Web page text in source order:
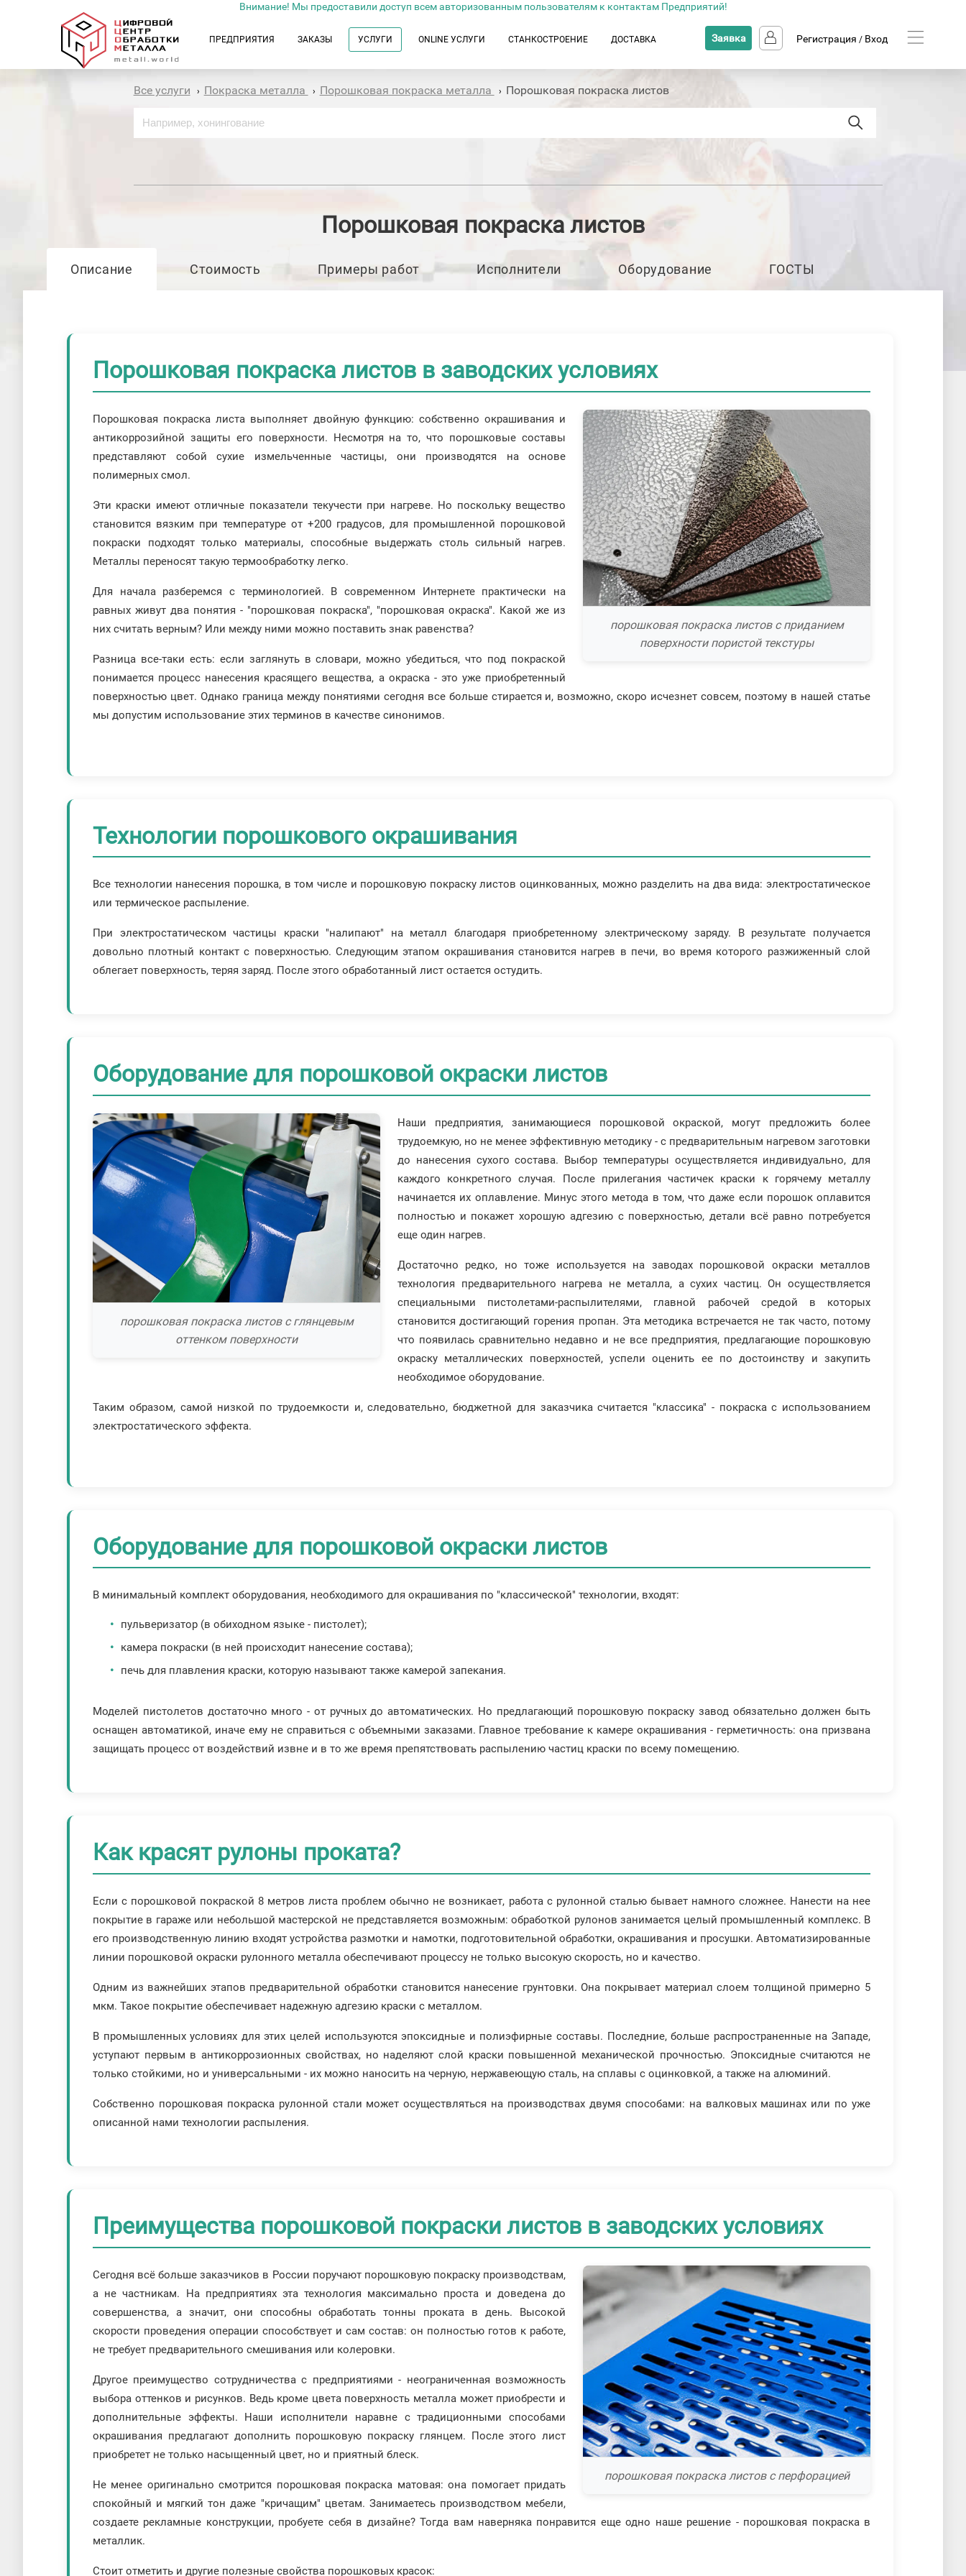
Внимание! Мы предоставили доступ всем авторизованным пользователям к контактам Предприятий!
ПРЕДПРИЯТИЯ ЗАКАЗЫ УСЛУГИ ONLINE УСЛУГИ СТАНКОСТРОЕНИЕ ДОСТАВКА Заявка Регистрация / Вход
Все услуги › Покраска металла › Порошковая покраска металла › Порошковая покраска листов
Порошковая покраска листов
Описание Стоимость Примеры работ Исполнители Оборудование ГОСТЫ
Порошковая покраска листов в заводских условиях
порошковая покраска листов с приданием
поверхности пористой текстуры
Порошковая покраска листа выполняет двойную функцию: собственно окрашивания и
антикоррозийной защиты его поверхности. Несмотря на то, что порошковые составы
представляют собой сухие измельченные частицы, они производятся на основе
полимерных смол.
Эти краски имеют отличные показатели текучести при нагреве. Но поскольку вещество
становится вязким при температуре от +200 градусов, для промышленной порошковой
покраски подходят только материалы, способные выдержать столь сильный нагрев.
Металлы переносят такую термообработку легко.
Для начала разберемся с терминологией. В современном Интернете практически на
равных живут два понятия - "порошковая покраска", "порошковая окраска". Какой же из
них считать верным? Или между ними можно поставить знак равенства?
Разница все-таки есть: если заглянуть в словари, можно убедиться, что под покраской
понимается процесс нанесения красящего вещества, а окраска - это уже приобретенный
поверхностью цвет. Однако граница между понятиями сегодня все больше стирается и, возможно, скоро исчезнет совсем, поэтому в нашей статье
мы допустим использование этих терминов в качестве синонимов.
Технологии порошкового окрашивания
Все технологии нанесения порошка, в том числе и порошковую покраску листов оцинкованных, можно разделить на два вида: электростатическое
или термическое распыление.
При электростатическом частицы краски "налипают" на металл благодаря приобретенному электрическому заряду. В результате получается
довольно плотный контакт с поверхностью. Следующим этапом окрашивания становится нагрев в печи, во время которого разжиженный слой
облегает поверхность, теряя заряд. После этого обработанный лист остается остудить.
Оборудование для порошковой окраски листов
порошковая покраска листов с глянцевым
оттенком поверхности
Наши предприятия, занимающиеся порошковой окраской, могут предложить более
трудоемкую, но не менее эффективную методику - с предварительным нагревом заготовки
до нанесения сухого состава. Выбор температуры осуществляется индивидуально, для
каждого конкретного случая. После прилегания частичек краски к горячему металлу
начинается их оплавление. Минус этого метода в том, что даже если порошок оплавится
полностью и покажет хорошую адгезию с поверхностью, детали всё равно потребуется
еще один нагрев.
Достаточно редко, но тоже используется на заводах порошковой окраски металлов
технология предварительного нагрева не металла, а сухих частиц. Он осуществляется
специальными пистолетами-распылителями, главной рабочей средой в которых
становится достигающий горения пропан. Эта методика встречается не так часто, потому
что появилась сравнительно недавно и не все предприятия, предлагающие порошковую
окраску металлических поверхностей, успели оценить ее по достоинству и закупить
необходимое оборудование.
Таким образом, самой низкой по трудоемкости и, следовательно, бюджетной для заказчика считается "классика" - покраска с использованием
электростатического эффекта.
Оборудование для порошковой окраски листов
В минимальный комплект оборудования, необходимого для окрашивания по "классической" технологии, входят:
пульверизатор (в обиходном языке - пистолет);
камера покраски (в ней происходит нанесение состава);
печь для плавления краски, которую называют также камерой запекания.
Моделей пистолетов достаточно много - от ручных до автоматических. Но предлагающий порошковую покраску завод обязательно должен быть
оснащен автоматикой, иначе ему не справиться с объемными заказами. Главное требование к камере окрашивания - герметичность: она призвана
защищать процесс от воздействий извне и в то же время препятствовать распылению частиц краски по всему помещению.
Как красят рулоны проката?
Если с порошковой покраской 8 метров листа проблем обычно не возникает, работа с рулонной сталью бывает намного сложнее. Нанести на нее
покрытие в гараже или небольшой мастерской не представляется возможным: обработкой рулонов занимается целый промышленный комплекс. В
его производственную линию входят устройства размотки и намотки, подготовительной обработки, окрашивания и просушки. Автоматизированные
линии порошковой окраски рулонного металла обеспечивают процессу не только высокую скорость, но и качество.
Одним из важнейших этапов предварительной обработки становится нанесение грунтовки. Она покрывает материал слоем толщиной примерно 5
мкм. Такое покрытие обеспечивает надежную адгезию краски с металлом.
В промышленных условиях для этих целей используются эпоксидные и полиэфирные составы. Последние, больше распространенные на Западе,
уступают первым в антикоррозионных свойствах, но наделяют слой краски повышенной механической прочностью. Эпоксидные считаются не
только стойкими, но и универсальными - их можно наносить на черную, нержавеющую сталь, на сплавы с оцинковкой, а также на алюминий.
Собственно порошковая покраска рулонной стали может осуществляться на производствах двумя способами: на валковых машинах или по уже
описанной нами технологии распыления.
Преимущества порошковой покраски листов в заводских условиях
порошковая покраска листов с перфорацией
Сегодня всё больше заказчиков в России поручают порошковую покраску производствам,
а не частникам. На предприятиях эта технология максимально проста и доведена до
совершенства, а значит, они способны обработать тонны проката в день. Высокой
скорости проведения операции способствует и сам состав: он полностью готов к работе,
не требует предварительного смешивания или колеровки.
Другое преимущество сотрудничества с предприятиями - неограниченная возможность
выбора оттенков и рисунков. Ведь кроме цвета поверхность металла может приобрести и
дополнительные эффекты. Наши исполнители наравне с традиционными способами
окрашивания предлагают дополнить порошковую покраску глянцем. После этого лист
приобретет не только насыщенный цвет, но и приятный блеск.
Не менее оригинально смотрится порошковая покраска матовая: она помогает придать
спокойный и мягкий тон даже "кричащим" цветам. Занимаетесь производством мебели,
создаете рекламные конструкции, пробуете себя в дизайне? Тогда вам наверняка понравится еще одно наше решение - порошковая покраска в
металлик.
Стоит отметить и другие полезные свойства порошковых красок: